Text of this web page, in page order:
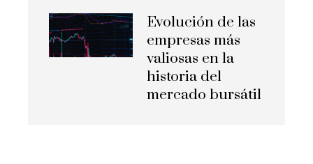
Evolución de las
empresas más
valiosas en la
historia del
mercado bursátil